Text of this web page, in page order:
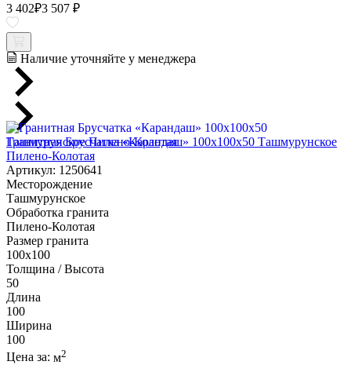
3 402₽3 507 ₽
Наличие уточняйте у менеджера
Гранитная Брусчатка «Карандаш» 100х100x50 Ташмурунское
Пилено-Колотая
Артикул: 1250641
Месторождение
Ташмурунское
Обработка гранита
Пилено-Колотая
Размер гранита
100х100
Толщина / Высота
50
Длина
100
Ширина
100
Цена за: м2